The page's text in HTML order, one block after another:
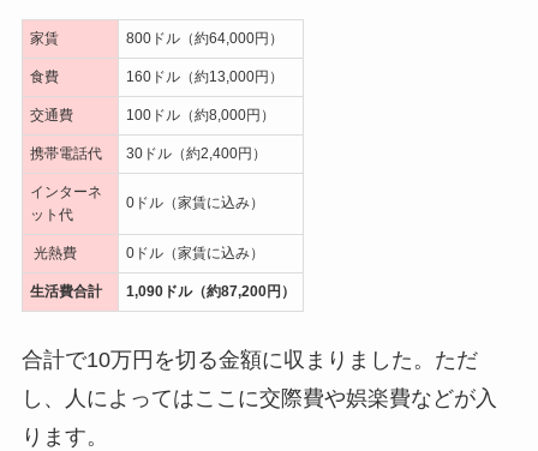
家賃 800ドル（約64,000円）
食費 160ドル（約13,000円）
交通費 100ドル（約8,000円）
携帯電話代 30ドル（約2,400円）
インターネ
ット代
0ドル（家賃に込み）
光熱費 0ドル（家賃に込み）
生活費合計 1,090ドル（約87,200円）
合計で10万円を切る金額に収まりました。ただ
し、人によってはここに交際費や娯楽費などが入
ります。